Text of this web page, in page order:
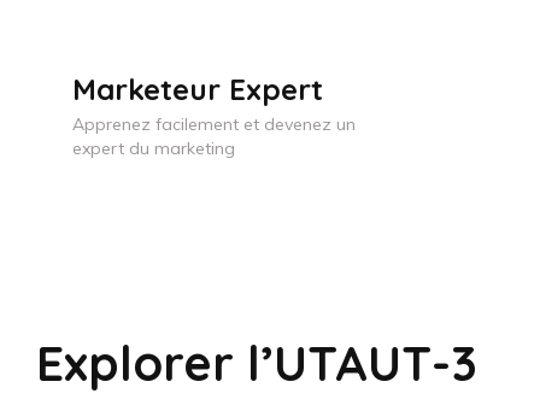
content
(Press
Marketeur Expert
Apprenez facilement et devenez un
expert du marketing
Explorer l’UTAUT-3